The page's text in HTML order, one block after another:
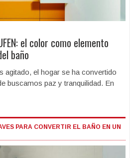
el color como elemento
baño
agitado, el hogar se ha convertido
buscamos paz y tranquilidad. En
PARA CONVERTIR EL BAÑO EN UN